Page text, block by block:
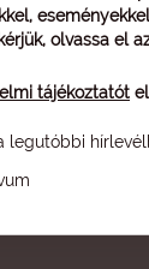
olvassa el
tájékoztatót
legutóbbi